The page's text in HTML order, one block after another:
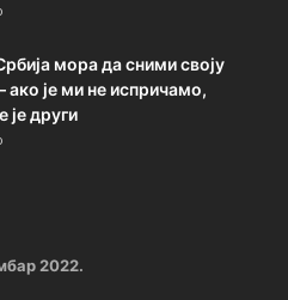
мора да сними своју
ако је ми не испричамо,
је други
2022.